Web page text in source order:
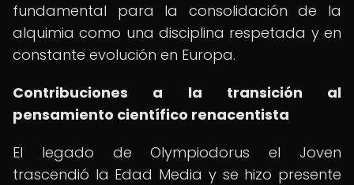
fundamental para la consolidación de la
alquimia como una disciplina respetada y en
constante evolución en Europa.
Contribuciones a la transición al
pensamiento científico renacentista
El legado de Olympiodorus el Joven
trascendió la Edad Media y se hizo presente